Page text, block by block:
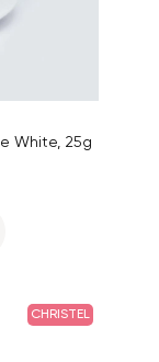
White, 25g
CHRISTEL